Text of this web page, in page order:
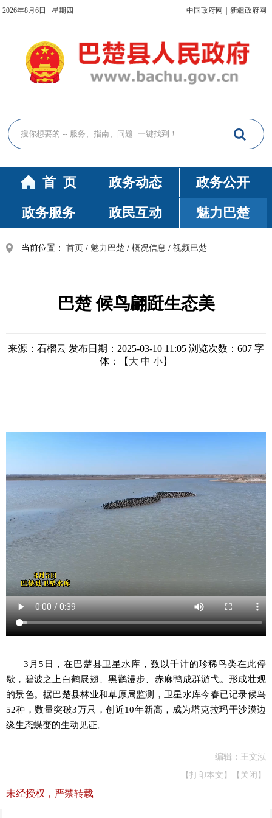
2026年8月6日 星期四 中国政府网 新疆政府网
首 页 政务动态
政务公开
政务服务
政民互动 魅力巴楚
当前位置： 首页 / 魅力巴楚 / 概况信息 / 视频巴楚
巴楚 候鸟翩跹生态美
来源：石榴云 发布日期：2025-03-10 11:05 浏览次数： 607 字
体：【 大 中 小】
3月5日，在巴楚县卫星水库，数以千计的珍稀鸟类在此停
歇，碧波之上白鹤展翅、黑鹳漫步、赤麻鸭成群游弋。形成壮观
的景色。据巴楚县林业和草原局监测，卫星水库今春已记录候鸟
52种，数量突破3万只，创近10年新高，成为塔克拉玛干沙漠边
缘生态蝶变的生动见证。
编辑：王文泓
【打印本文】
【关闭】
未经授权，严禁转载